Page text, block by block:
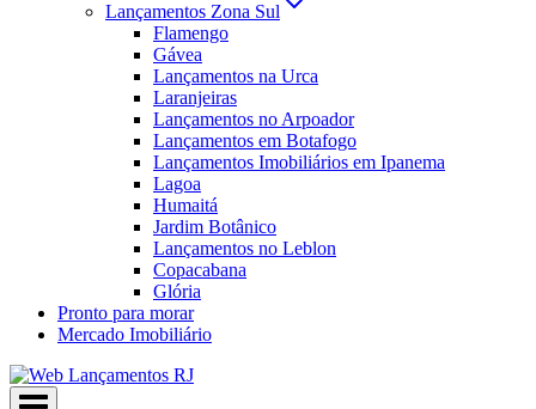
Lançamentos Zona Sul
Flamengo
Gávea
Lançamentos na Urca
Laranjeiras
Lançamentos no Arpoador
Lançamentos em Botafogo
Lançamentos Imobiliários em Ipanema
Lagoa
Humaitá
Jardim Botânico
Lançamentos no Leblon
Copacabana
Glória
Pronto para morar
Mercado Imobiliário